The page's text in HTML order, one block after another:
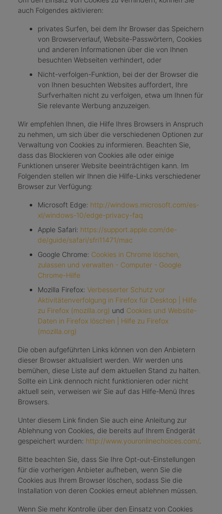
auch Folgendes aktivieren:
privates Surfen, bei dem Ihr Browser das Speichern
von Browserverlauf, Website-Passwörtern, Cookies
und anderen Informationen über die von Ihnen
besuchten Webseiten verhindert, oder
Nicht-verfolgen-Funktion, bei der der Browser die
von Ihnen besuchten Websites auffordert, Ihre
Surfverhalten nicht zu verfolgen, etwa um Ihnen für
Sie relevante Werbung anzuzeigen.
Wir empfehlen Ihnen, die Hilfe Ihres Browsers in Anspruch
zu nehmen, um sich über die verschiedenen Optionen zur
Verwaltung von Cookies zu informieren. Beachten Sie,
dass das Blockieren von Cookies alle oder einige
Funktionen unserer Website beeinträchtigen kann. Im
Folgenden stellen wir Ihnen die Hilfe-Links verschiedener
Browser zur Verfügung:
Microsoft Edge: http://windows.microsoft.com/es-
xl/windows-10/edge-privacy-faq
Apple Safari: https://support.apple.com/de-
de/guide/safari/sfri11471/mac
Google Chrome: Cookies in Chrome löschen,
zulassen und verwalten - Computer - Google
Chrome-Hilfe
Mozilla Firefox: Verbesserter Schutz vor
Aktivitätenverfolgung in Firefox für Desktop | Hilfe
zu Firefox (mozilla.org) und Cookies und Website-
Daten in Firefox löschen | Hilfe zu Firefox
(mozilla.org)
Die oben aufgeführten Links können von den Anbietern
dieser Browser aktualisiert werden. Wir werden uns
bemühen, diese Liste auf dem aktuellen Stand zu halten.
Sollte ein Link dennoch nicht funktionieren oder nicht
aktuell sein, verweisen wir Sie auf das Hilfe-Menü Ihres
Browsers.
Unter diesem Link finden Sie auch eine Anleitung zur
Ablehnung von Cookies, die bereits auf Ihrem Endgerät
gespeichert wurden: http://www.youronlinechoices.com/.
Bitte beachten Sie, dass Sie Ihre Opt-out-Einstellungen
für die vorherigen Anbieter aufheben, wenn Sie die
Cookies aus Ihrem Browser löschen, sodass Sie die
Installation von deren Cookies erneut ablehnen müssen.
Wenn Sie mehr Kontrolle über den Einsatz von Cookies